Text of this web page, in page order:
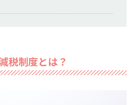
税制度とは？